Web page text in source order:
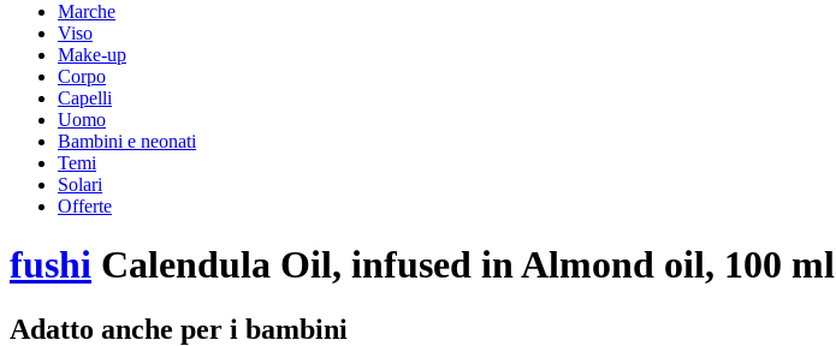
Marche
Viso
Make-up
Corpo
Capelli
Uomo
Bambini e neonati
Temi
Solari
Offerte
fushi Calendula Oil, infused in Almond oil, 100 ml
Adatto anche per i bambini